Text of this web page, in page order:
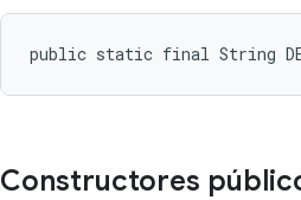
public static final String
Constructores